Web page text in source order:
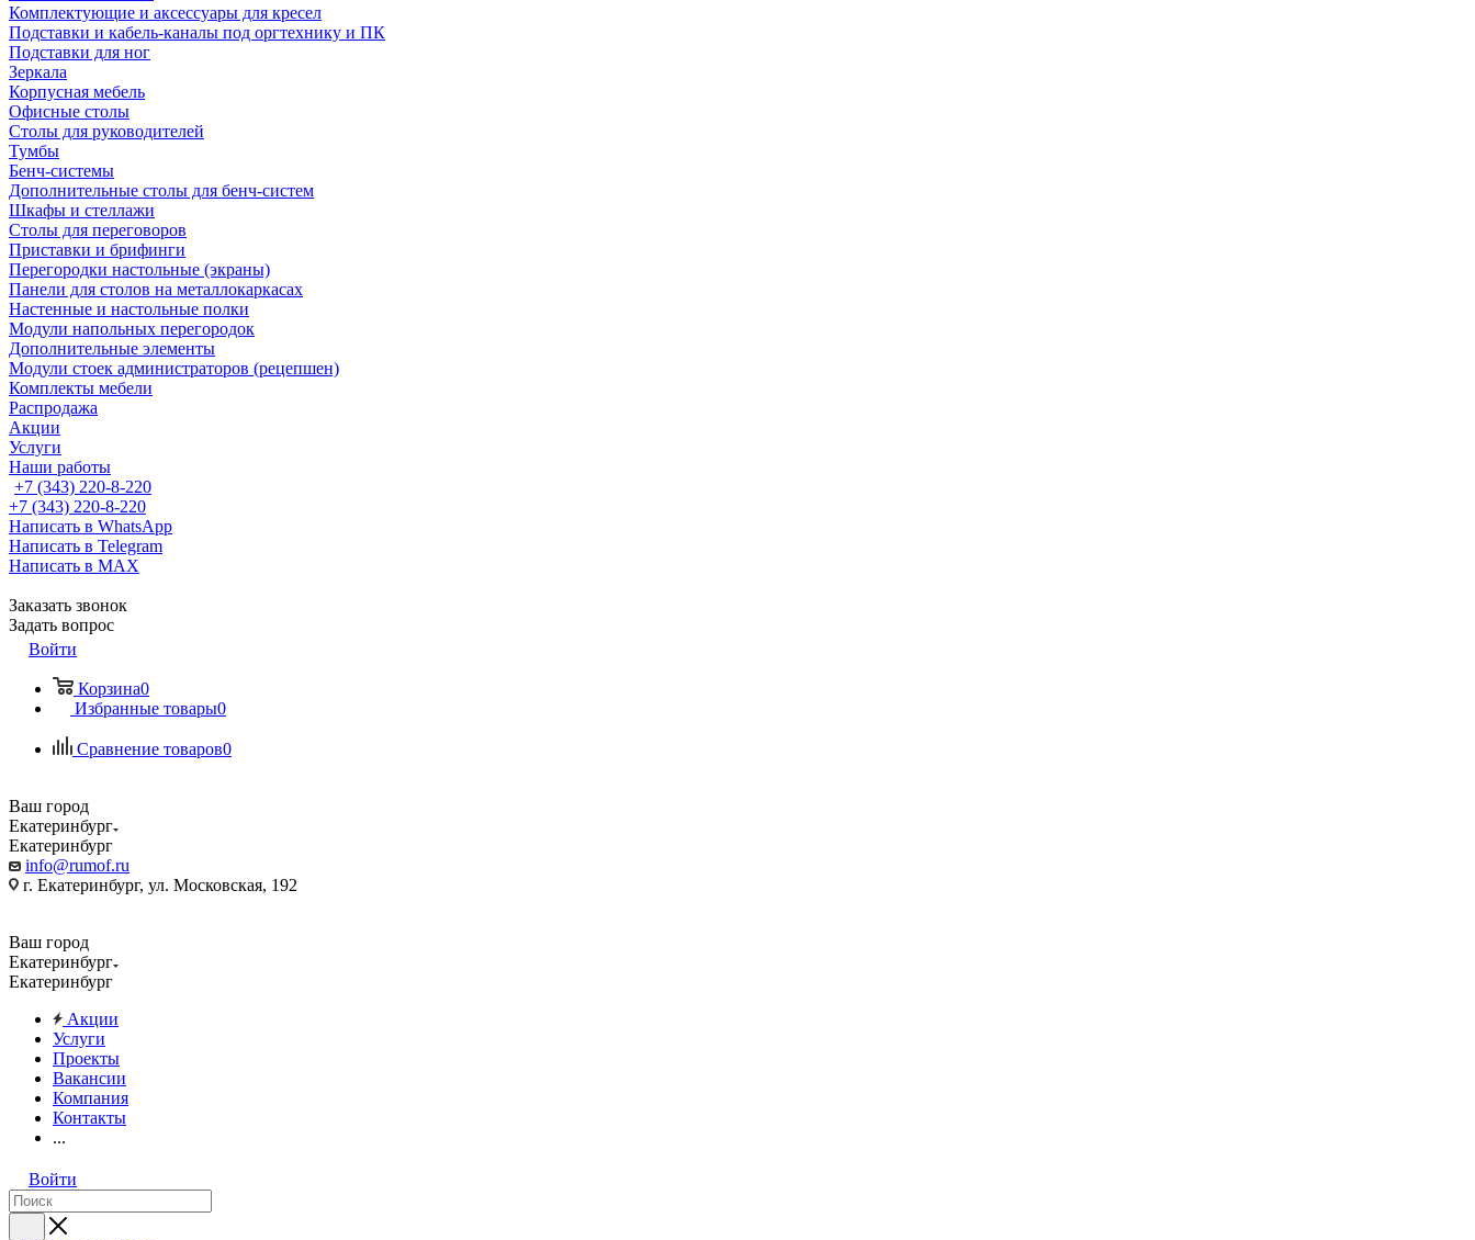
Комплектующие и аксессуары для кресел
Подставки и кабель-каналы под оргтехнику и ПК
Подставки для ног
Зеркала
Корпусная мебель
Офисные столы
Столы для руководителей
Тумбы
Бенч-системы
Дополнительные столы для бенч-систем
Шкафы и стеллажи
Столы для переговоров
Приставки и брифинги
Перегородки настольные (экраны)
Панели для столов на металлокаркасах
Настенные и настольные полки
Модули напольных перегородок
Дополнительные элементы
Модули стоек администраторов (рецепшен)
Комплекты мебели
Распродажа
Акции
Услуги
Наши работы
+7 (343) 220-8-220
+7 (343) 220-8-220
Написать в WhatsApp
Написать в Telegram
Написать в MAX
Заказать звонок
Задать вопрос
Войти
Корзина0
Избранные товары0
Сравнение товаров0
Ваш город
Екатеринбург
Екатеринбург
info@rumof.ru
г. Екатеринбург, ул. Московская, 192
Ваш город
Екатеринбург
Екатеринбург
Акции
Услуги
Проекты
Вакансии
Компания
Контакты
...
Войти